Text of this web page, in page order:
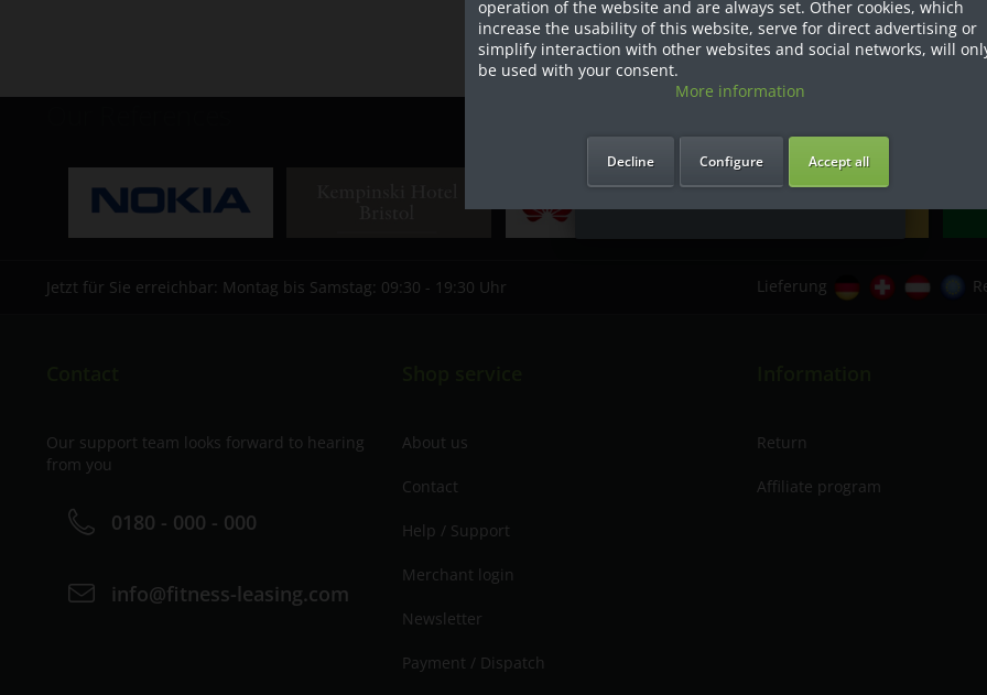
Jetzt für Sie erreichbar: Montag bis Samstag: 09:30 - 19:30 Uhr Lieferung
Our support team looks forward to hearing
from you
0180 - 000 - 000
info@fitness-leasing.com
About us
Contact
Help / Support
Merchant login
Newsletter
Payment / Dispatch
Return
Affiliate program
operation of the website and are always set. Other cookies, which
increase the usability of this website, serve for direct advertising or
simplify interaction with other websites and social networks, will
be used with your consent.
More information
Decline Accept all
Configure
werden in NETTO ausgespielt!
Ja ich bin eine Firma